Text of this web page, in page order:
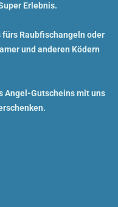
Erlebnis.
fürs Raubfischangeln oder
und anderen Ködern
Angel-Gutscheinsmit uns